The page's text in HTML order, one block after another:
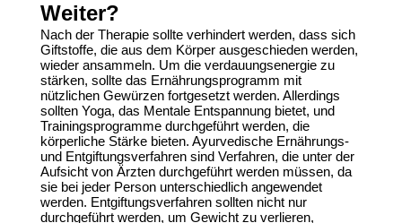
Weiter?
Nach der Therapie sollte verhindert werden, dass sich
Giftstoffe, die aus dem Körper ausgeschieden werden,
wieder ansammeln. Um die verdauungsenergie zu
stärken, sollte das Ernährungsprogramm mit
nützlichen Gewürzen fortgesetzt werden. Allerdings
sollten Yoga, das Mentale Entspannung bietet, und
Trainingsprogramme durchgeführt werden, die
körperliche Stärke bieten. Ayurvedische Ernährungs-
und Entgiftungsverfahren sind Verfahren, die unter der
Aufsicht von Ärzten durchgeführt werden müssen, da
sie bei jeder Person unterschiedlich angewendet
werden. Entgiftungsverfahren sollten nicht nur
durchgeführt werden, um Gewicht zu verlieren,